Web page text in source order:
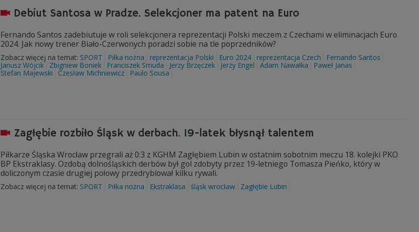
Debiut Santosa w Pradze. Selekcjoner ma patent na Euro
Fernando Santos zadebiutuje w roli selekcjonera reprezentacji Polski meczem z Czechami w eliminacjach Euro
2024. Jak nowy trener Biało-Czerwonych poradzi sobie na tle poprzedników?
Zobacz więcej na temat: SPORT Piłka nożna reprezentacja Polski Euro 2024 reprezentacja Czech
Fernando Santos
Janusz Wójcik
Zbigniew Boniek Franciszek Smuda Jerzy Brzęczek Jerzy Engel Adam Nawałka
Paweł Janas
Stefan Majewski
Czesław Michniewicz Paulo Sousa
Zagłębie rozbiło Śląsk w derbach. 19-latek błysnął talentem
Piłkarze Śląska Wrocław przegrali aż 0:3 z KGHM Zagłębiem Lubin w ostatnim sobotnim meczu 18. kolejki PKO
BP Ekstraklasy. Ozdobą dolnośląskich derbów był gol zdobyty przez 19-letniego Tomasza Pieńko, który w
doliczonym czasie drugiej połowy przedryblował kilku rywali.
Zobacz więcej na temat: SPORT Piłka nożna Ekstraklasa śląsk wrocław Zagłębie Lubin